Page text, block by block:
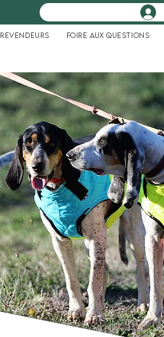
Revendeurs Foire aux questions